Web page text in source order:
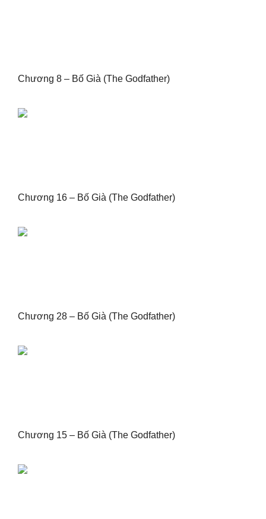
Chương 8 – Bố Già (The Godfather)
Chương 16 – Bố Già (The Godfather)
Chương 28 – Bố Già (The Godfather)
Chương 15 – Bố Già (The Godfather)